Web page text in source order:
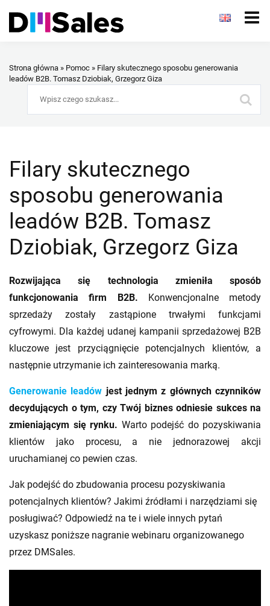
Strona główna » Pomoc » Filary skutecznego sposobu generowania
leadów B2B. Tomasz Dziobiak, Grzegorz Giza
Filary skutecznego
sposobu generowania
leadów B2B. Tomasz
Dziobiak, Grzegorz Giza
Rozwijająca się technologia zmieniła sposób
funkcjonowania firm B2B. Konwencjonalne metody
sprzedaży zostały zastąpione trwałymi funkcjami
cyfrowymi. Dla każdej udanej kampanii sprzedażowej B2B
kluczowe jest przyciągnięcie potencjalnych klientów, a
następnie utrzymanie ich zainteresowania marką.
Generowanie leadów jest jednym z głównych czynników
decydujących o tym, czy Twój biznes odniesie sukces na
zmieniającym się rynku. Warto podejść do pozyskiwania
klientów jako procesu, a nie jednorazowej akcji
uruchamianej co pewien czas.
Jak podejść do zbudowania procesu pozyskiwania
potencjalnych klientów? Jakimi źródłami i narzędziami się
posługiwać? Odpowiedź na te i wiele innych pytań
uzyskasz poniższe nagranie webinaru organizowanego
przez DMSales.